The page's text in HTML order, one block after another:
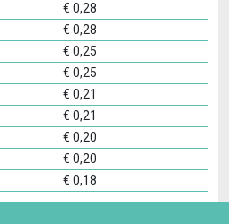
€ 0,28
€ 0,28
€ 0,25
€ 0,25
€ 0,21
€ 0,21
€ 0,20
€ 0,20
€ 0,18